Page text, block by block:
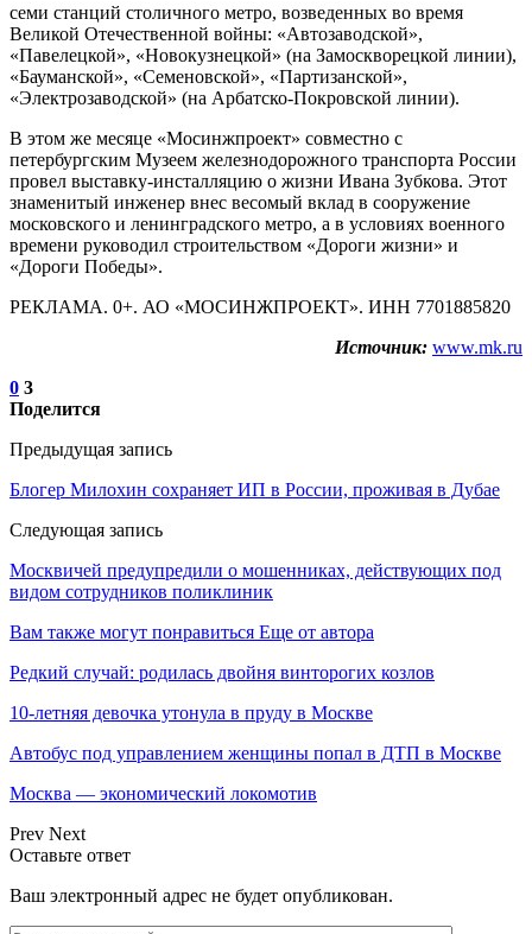
семи станций столичного метро, возведенных во время
Великой Отечественной войны: «Автозаводской»,
«Павелецкой», «Новокузнецкой» (на Замоскворецкой линии),
«Бауманской», «Семеновской», «Партизанской»,
«Электрозаводской» (на Арбатско-Покровской линии).
В этом же месяце «Мосинжпроект» совместно с
петербургским Музеем железнодорожного транспорта России
провел выставку-инсталляцию о жизни Ивана Зубкова. Этот
знаменитый инженер внес весомый вклад в сооружение
московского и ленинградского метро, а в условиях военного
времени руководил строительством «Дороги жизни» и
«Дороги Победы».
РЕКЛАМА. 0+. АО «МОСИНЖПРОЕКТ». ИНН 7701885820
Источник: www.mk.ru
0 3
Поделится
Предыдущая запись
Блогер Милохин сохраняет ИП в России, проживая в Дубае
Следующая запись
Москвичей предупредили о мошенниках, действующих под
видом сотрудников поликлиник
Вам также могут понравиться Еще от автора
Редкий случай: родилась двойня винторогих козлов
10-летняя девочка утонула в пруду в Москве
Автобус под управлением женщины попал в ДТП в Москве
Москва — экономический локомотив
Prev Next
Оставьте ответ
Ваш электронный адрес не будет опубликован.